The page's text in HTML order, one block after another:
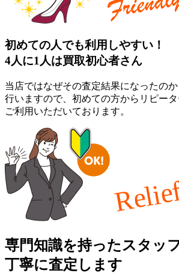
初めての人でも利用しやすい！
4人に1人は買取初心者さん
当店ではなぜその査定結果になったの
行いますので、初めての方からリピー
ご利用いただいております。
専門知識を持ったスタッ
丁寧に査定します